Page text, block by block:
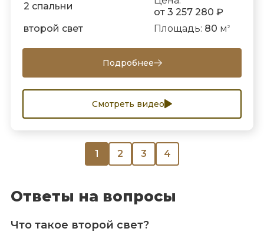
2 спальни
от 3 257 280 ₽
второй свет
Площадь: 80 м 2
Подробнее
Смотреть видео
1 2 3 4
Ответы на вопросы
Что такое второй свет?